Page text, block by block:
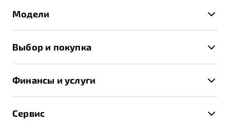
Модели
X70
Выбор и покупка
Спецпредложения и Акции
Записаться на тест-драйв
Получить предложение
Финансы и услуги
Трейд-ин
Сервис